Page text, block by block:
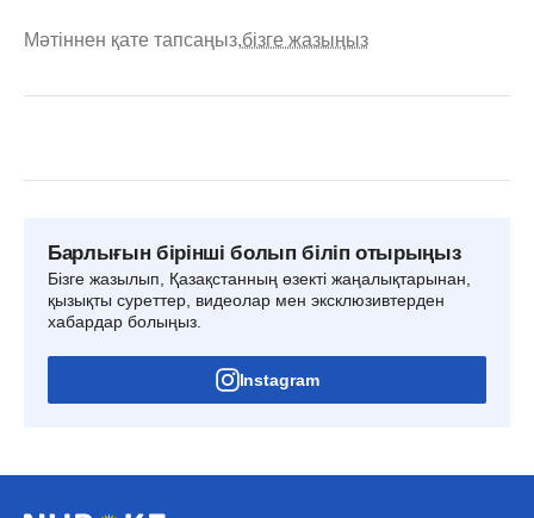
Мәтіннен қате тапсаңыз,бізге жазыңыз
Барлығын бірінші болып біліп отырыңыз
Бізге жазылып, Қазақстанның өзекті жаңалықтарынан,
қызықты суреттер, видеолар мен эксклюзивтерден
хабардар болыңыз.
Instagram